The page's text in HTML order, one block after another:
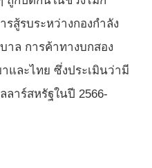
สู้รบระหว่างกองกำลัง
าล การค้าทางบกสอง
และไทย ซึ่งประเมินว่ามี
าร์สหรัฐในปี 2566-